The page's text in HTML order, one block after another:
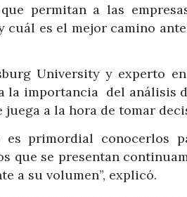
permitan a las
cuál es el mejor camino
University y experto
la importancia del análisis
a la hora de tomar
es primordial conocerlos
que se presentan
a su volumen”, explicó.